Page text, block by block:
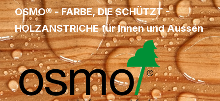
OSMO® - FARBE, DIE SCHÜTZT -
HOLZANSTRICHE für Innen und Aussen